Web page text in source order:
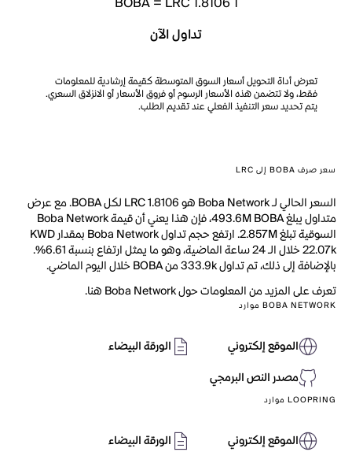
تداول الآن
تعرض أداة التحويل أسعار السوق المتوسطة كقيمة إرشادية للمعلومات
فقط، ولا تتضمن هذه الأسعار الرسوم أو فروق الأسعار أو الانزلاق السعري.
يتم تحديد سعر التنفيذ الفعلي عند تقديم الطلب.
سعر صرف BOBA إلى LRC
السعر الحالي لـ Boba Network هو LRC 1.8106 لكل BOBA. مع عرض
متداول يبلغ 493.6M BOBA، فإن هذا يعني أن قيمة Boba Network
السوقية تبلغ 2.857M. ارتفع حجم تداول Boba Network بمقدار KWD
22.07k خلال الـ 24 ساعة الماضية، وهو ما يمثل ارتفاع بنسبة 6.61%.
بالإضافة إلى ذلك، تم تداول 333.9k من BOBA خلال اليوم الماضي.
تعرف على المزيد من المعلومات حول Boba Network هنا.
BOBA NETWORK موارد
الموقع إلكتروني
الورقة البيضاء
مصدر النص البرمجي
LOOPRING موارد
الموقع إلكتروني
الورقة البيضاء